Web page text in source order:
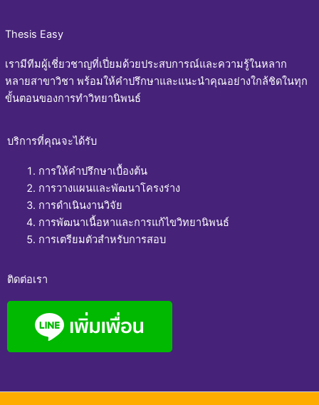
Thesis Easy
เรามีทีมผู้เชี่ยวชาญที่เปี่ยมด้วยประสบการณ์และความรู้ในหลาก
หลายสาขาวิชา พร้อมให้คำปรึกษาและแนะนำคุณอย่างใกล้ชิดในทุก
ขั้นตอนของการทำวิทยานิพนธ์
บริการที่คุณจะได้รับ
การให้คำปรึกษาเบื้องต้น
การวางแผนและพัฒนาโครงร่าง
การดำเนินงานวิจัย
การพัฒนาเนื้อหาและการแก้ไขวิทยานิพนธ์
การเตรียมตัวสำหรับการสอบ
ติดต่อเรา